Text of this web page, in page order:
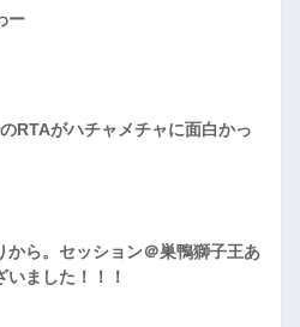
ー
RTAがハチャメチャに面白かっ
から。セッション＠巣鴨獅子王あ
いました！！！